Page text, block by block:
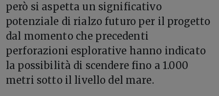
però si aspetta un significativo
potenziale di rialzo futuro per il progetto
dal momento che precedenti
perforazioni esplorative hanno indicato
la possibilità di scendere fino a 1.000
metri sotto il livello del mare.